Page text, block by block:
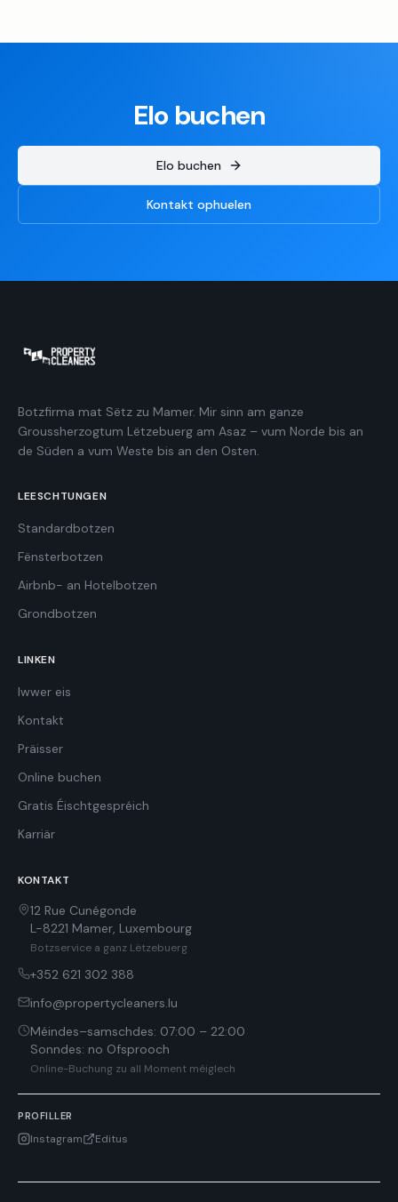
Elo buchen
Elo buchen
Kontakt ophuelen
Botzfirma mat Sëtz zu Mamer. Mir sinn am ganze
Groussherzogtum Lëtzebuerg am Asaz – vum Norde bis an
de Süden a vum Weste bis an den Osten.
LEESCHTUNGEN
Standardbotzen
Fënsterbotzen
Airbnb- an Hotelbotzen
Grondbotzen
LINKEN
Iwwer eis
Kontakt
Präisser
Online buchen
Gratis Éischtgespréich
Karriär
KONTAKT
12 Rue Cunégonde
L-8221 Mamer, Luxembourg
Botzservice a ganz Lëtzebuerg
+352 621 302 388
info@propertycleaners.lu
Méindes–samschdes: 07:00 – 22:00
Sonndes: no Ofsprooch
Online-Buchung zu all Moment méiglech
PROFILLER
Instagram Editus